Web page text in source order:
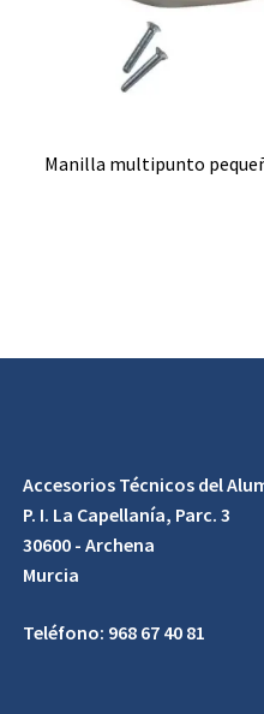
Manilla multipunto
Accesorios Técnicos del
P. I. La Capellanía, Parc. 3
30600 - Archena
Murcia
Teléfono: 968 67 40 81